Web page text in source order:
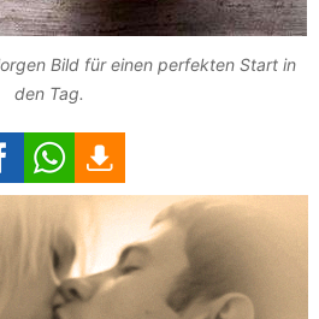
Bild für einen perfekten Start in
den Tag.